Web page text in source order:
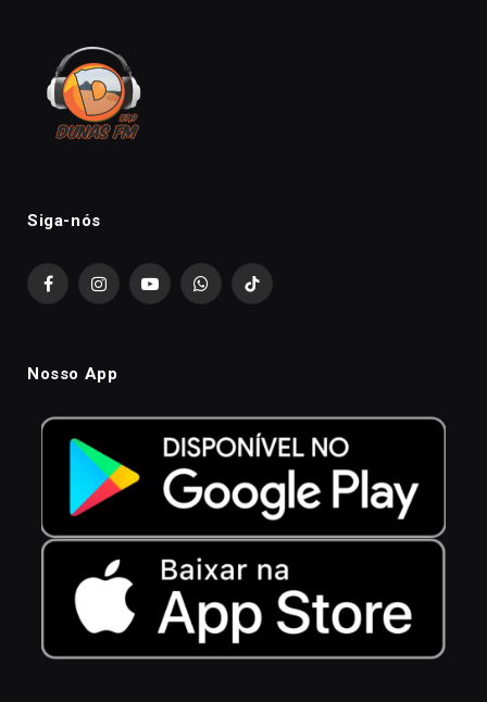
Siga-nós
FacebookInstagramYouTubeWhatsAppTikTok
Nosso App